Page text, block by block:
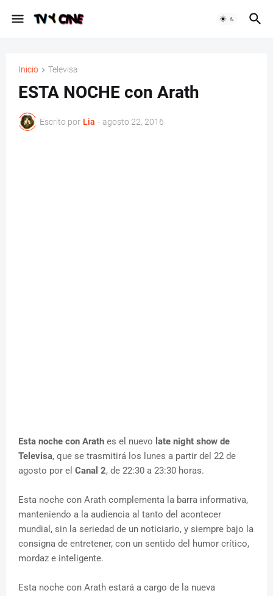
Inicio Televisa
ESTA NOCHE con Arath
Escrito por Lia - agosto 22, 2016
Esta noche con Arath es el nuevo late night show de
Televisa, que se trasmitirá los lunes a partir del 22 de
agosto por el Canal 2, de 22:30 a 23:30 horas.
Esta noche con Arath complementa la barra informativa,
manteniendo a la audiencia al tanto del acontecer
mundial, sin la seriedad de un noticiario, y siempre bajo la
consigna de entretener, con un sentido del humor crítico,
mordaz e inteligente.
Esta noche con Arath estará a cargo de la nueva